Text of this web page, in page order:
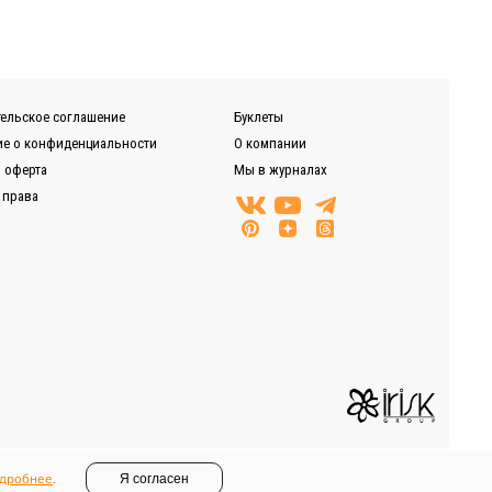
Байкал-Сервис, DPD, ЖелДорЭкспедиция)
соглашение
о конфиденциальности
Буклеты
О компании
Мы в журналах
. Я согласен